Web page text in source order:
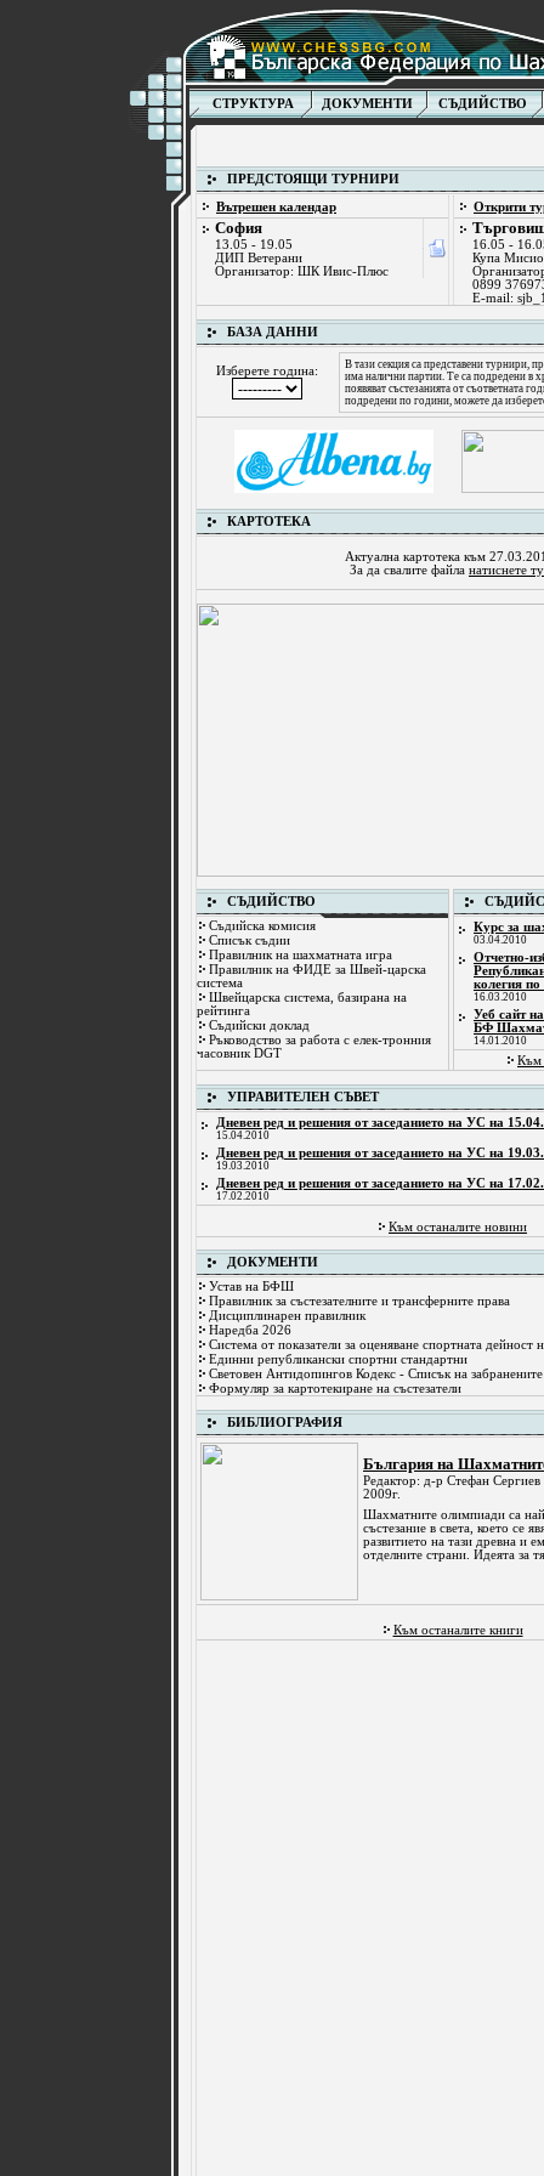
СТРУКТУРА ДОКУМЕНТИ СЪДИЙСТВО
ПРЕДСТОЯЩИ ТУРНИРИ
Вътрешен календар
София
13.05 - 19.05
ДИП Ветерани
Организатор: ШК Ивис-Плюс
Открити
16.05 -
Купа
0899
E-mail:
БАЗА ДАННИ
Изберете година:
В тази секция са представени турнири,
има налични партии. Те са подредени в
появяват състезанията от съответната
подредени по години, можете да
КАРТОТЕКА
Актуална картотека към
За да свалите файла натиснете
СЪДИЙСТВО
Съдийска комисия
Списък съдии
Правилник на шахматната игра
Правилник на ФИДЕ за Швей-царска
система
Швейцарска система, базирана на
рейтинга
Съдийски доклад
Ръководство за работа с елек-тронния
часовник DGT
Курс за
03.04.2010
Отчетно-
колегия
16.03.2010
Уеб сайт
БФ
14.01.2010
Към
УПРАВИТЕЛЕН СЪВЕТ
Дневен ред и решения от заседанието на УС на
15.04.2010
Дневен ред и решения от заседанието на УС на
19.03.2010
Дневен ред и решения от заседанието на УС на
17.02.2010
Към останалите новини
ДОКУМЕНТИ
Устав на БФШ
Правилник за състезателните и трансферните права
Дисциплинарен правилник
Наредба 2026
Система от показатели за оценяване спортната дейност
Единни републикански спортни стандартни
Световен Антидопингов Кодекс - Списък на забранените
Формуляр за картотекиране на състезатели
БИБЛИОГРАФИЯ
България на
Редактор: д-р Стефан Сергиев
2009г.
Шахматните олимпиади са
състезание в света, което се
развитието на тази древна и
отделните страни. Идеята за
Към останалите книги